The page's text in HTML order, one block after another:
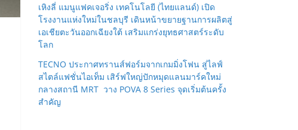
เหิงลี่ แมนูแฟคเจอริ่ง เทคโนโลยี (ไทยแลนด์) เปิด
โรงงานแห่งใหม่ในชลบุรี เดินหน้าขยายฐานการผลิตสู่
เอเชียตะวันออกเฉียงใต้ เสริมแกร่งยุทธศาสตร์ระดับ
โลก
TECNO ประกาศทรานส์ฟอร์มจากเกมมิ่งโฟน สู่ไลฟ์
สไตล์แฟชั่นไอเท็ม เสิร์ฟใหญ่ปักหมุดแลนมาร์คใหม่
กลางสถานี MRT วาง POVA 8 Series จุดเริ่มต้นครั้ง
สำคัญ